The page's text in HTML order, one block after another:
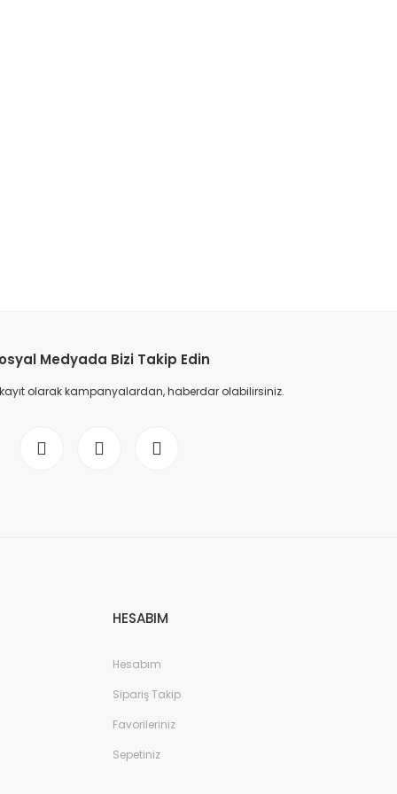
Medyada Bizi Takip Edin
olarak kampanyalardan, haberdar olabilirsiniz.
HESABIM
Hesabım
Sipariş Takip
Favorileriniz
Sepetiniz